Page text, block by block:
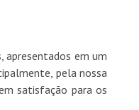
apresentados em um
pela nossa
satisfação para os